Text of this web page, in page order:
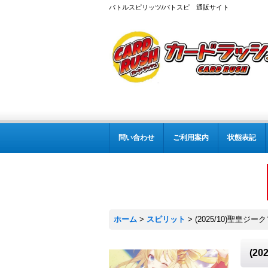
バトルスピリッツ/バトスピ 通販サイト
問い合わせ ご利用案内 状態表記
ホーム > スピリット > (2025/10)聖皇ジー